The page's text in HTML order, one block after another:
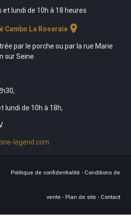
lundi de 10h à 18 heures
Cambo La Roseraielocation_on
par le porche ou par la rue Marie
sur Seine
lundi de 10h à 18h,
legend.com
Politique de confidentialité - Conditions de
vente - Plan de site - Contact